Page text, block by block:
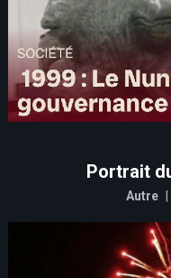
Portrait
Autre